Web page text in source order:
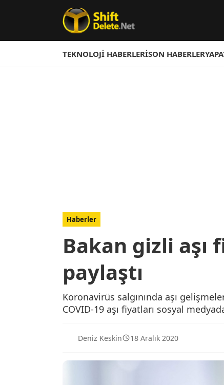
TEKNOLOJI HABERLERISON HABERLER
Haberler
Bakan gizli aşı
paylaştı
Koronavirüs salgınında aşı
COVID-19 aşı fiyatları sosyal
Deniz Keskin 18 Aralık 2020